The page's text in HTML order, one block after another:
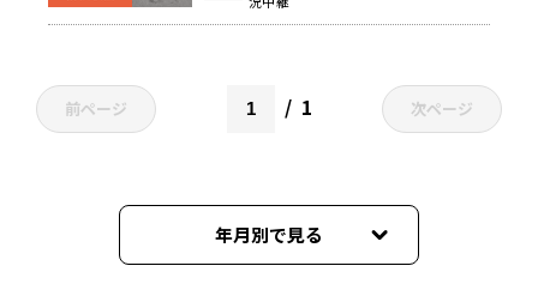
前ページ 1 次ページ
年月別で見る